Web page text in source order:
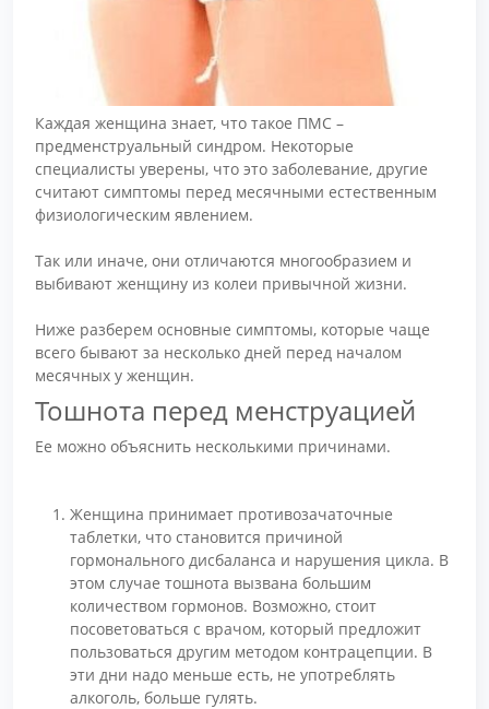
Каждая женщина знает, что такое ПМС –
предменструальный синдром. Некоторые
специалисты уверены, что это заболевание, другие
считают симптомы перед месячными естественным
физиологическим явлением.
Так или иначе, они отличаются многообразием и
выбивают женщину из колеи привычной жизни.
Ниже разберем основные симптомы, которые чаще
всего бывают за несколько дней перед началом
месячных у женщин.
Тошнота перед менструацией
Ее можно объяснить несколькими причинами.
Женщина принимает противозачаточные
таблетки, что становится причиной
гормонального дисбаланса и нарушения цикла. В
этом случае тошнота вызвана большим
количеством гормонов. Возможно, стоит
посоветоваться с врачом, который предложит
пользоваться другим методом контрацепции. В
эти дни надо меньше есть, не употреблять
алкоголь, больше гулять.